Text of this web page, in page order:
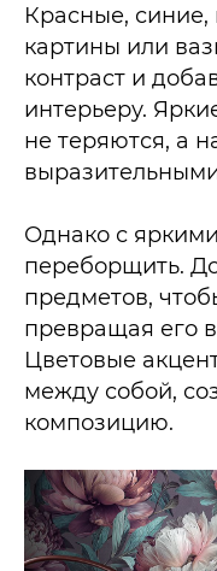
Красные,
картины или
контраст и
интерьеру.
не теряются, а
Однако с
переборщить.
предметов,
превращая его
Цветовые
между собой,
композицию.